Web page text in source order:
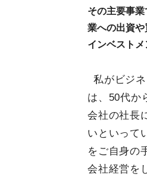
その主要事
業への出資
インベスト
私がビジ
は、50代か
会社の社長
いといって
をご自身の
会社経営を